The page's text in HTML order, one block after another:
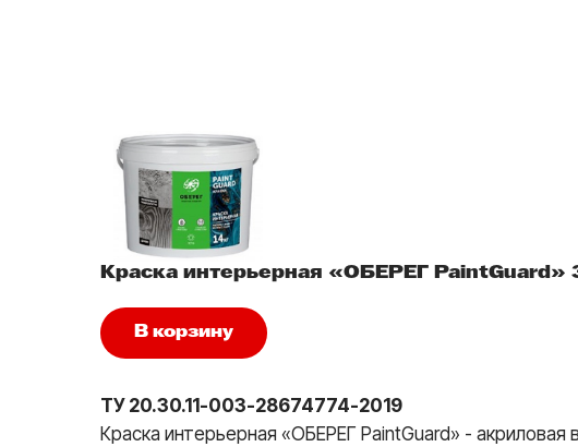
Краска интерьерная «ОБЕРЕГ PaintGuard»
В корзину
ТУ 20.30.11-003-28674774-2019
Краска интерьерная «ОБЕРЕГ PaintGuard» -